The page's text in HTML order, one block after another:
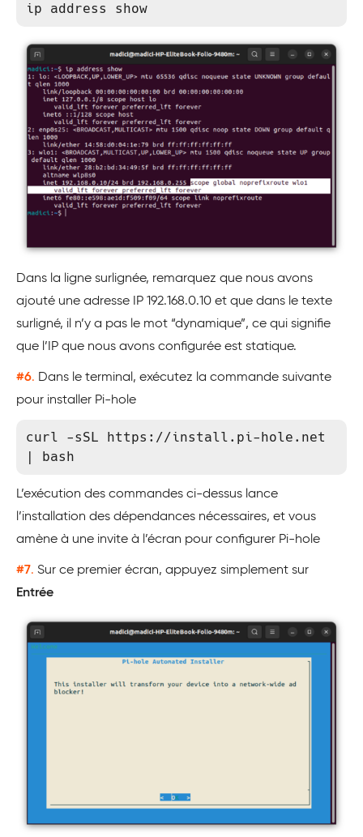
ip address show
Dans la ligne surlignée, remarquez que nous avons
ajouté une adresse IP 192.168.0.10 et que dans le texte
surligné, il n’y a pas le mot “dynamique”, ce qui signifie
que l’IP que nous avons configurée est statique.
#6. Dans le terminal, exécutez la commande suivante
pour installer Pi-hole
curl -sSL https://install.pi-hole.net
| bash
L’exécution des commandes ci-dessus lance
l’installation des dépendances nécessaires, et vous
amène à une invite à l’écran pour configurer Pi-hole
#7. Sur ce premier écran, appuyez simplement sur
Entrée